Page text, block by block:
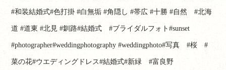
#和装結婚式#色打掛 #白無垢 #角隠し #帯広 #十勝 #自然 #北海
道 #道東 #北見 #釧路#結婚式 #ブライダルフォト#sunset
#photographer#weddingphotography #weddingphoto#写真 #桜 #
菜の花#ウエディングドレス#結婚式#新緑 #富良野